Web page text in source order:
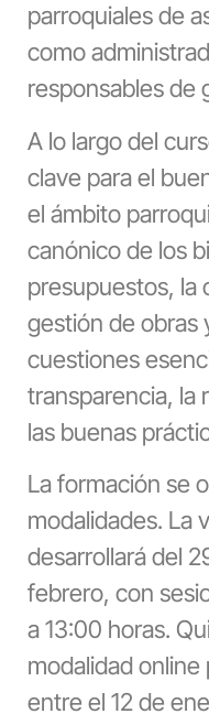
parroquiales de
como
responsables de
A lo largo del
clave para el
el ámbito
canónico de los
presupuestos, la
gestión de obras
cuestiones
transparencia, la
las buenas
La formación se
modalidades. La
desarrollará del
febrero, con
a 13:00 horas.
modalidad
entre el 12 de